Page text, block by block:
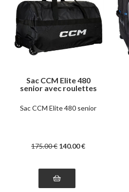
Sac CCM Elite 480
senior avec roulettes
Sac CCM Elite 480 senior
175.00€ 140.00€